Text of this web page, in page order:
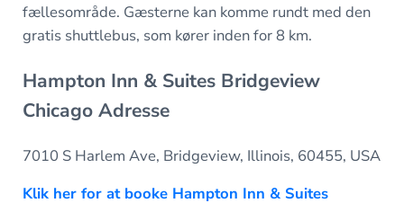
fællesområde. Gæsterne kan komme rundt med den
gratis shuttlebus, som kører inden for 8 km.
Hampton Inn & Suites Bridgeview
Chicago Adresse
7010 S Harlem Ave, Bridgeview, Illinois, 60455, USA
Klik her for at booke Hampton Inn & Suites